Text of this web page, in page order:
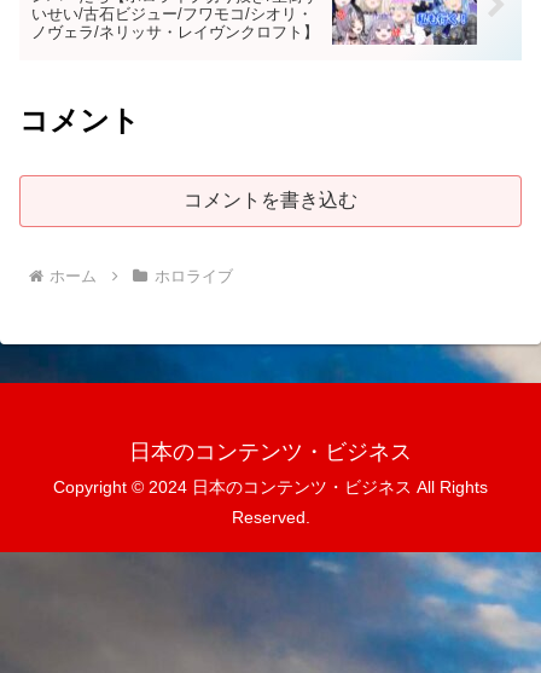
いせい/古石ビジュー/フワモコ/シオリ・
ノヴェラ/ネリッサ・レイヴンクロフト】
コメント
コメントを書き込む
ホーム ホロライブ
日本のコンテンツ・ビジネス
Copyright © 2024 日本のコンテンツ・ビジネス All Rights
Reserved.